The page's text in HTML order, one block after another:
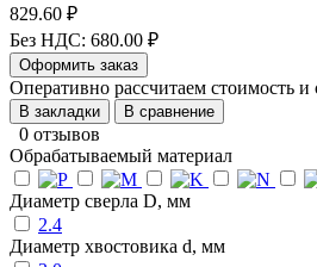
829.60 ₽
Без НДС: 680.00 ₽
Оформить заказ
Оперативно рассчитаем стоимость
В закладки В сравнение
0 отзывов
Обрабатываемый материал
Диаметр сверла D, мм
2.4
Диаметр хвостовика d, мм